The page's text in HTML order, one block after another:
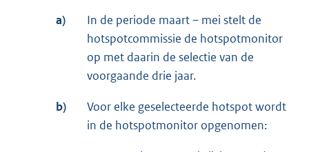
a)
In de periode maart – mei stelt de
hotspotcommissie de hotspotmonitor
op met daarin de selectie van de
voorgaande drie jaar.
b)
Voor elke geselecteerde hotspot wordt
in de hotspotmonitor opgenomen: